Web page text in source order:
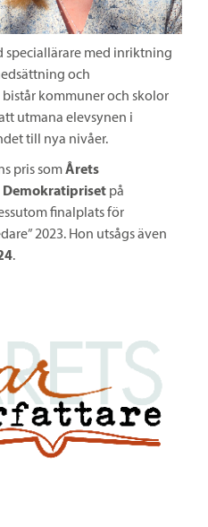
speciallärare med inriktning
och
kommuner och skolor
utmana elevsynen i
till nya nivåer.
pris somÅrets
Demokratipriset på
finalplats för
2023. Hon utsågs även
.